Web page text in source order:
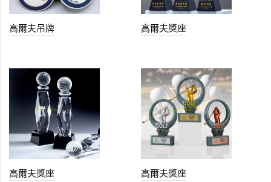
高爾夫吊牌 高爾夫獎座
高爾夫獎座 高爾夫獎座